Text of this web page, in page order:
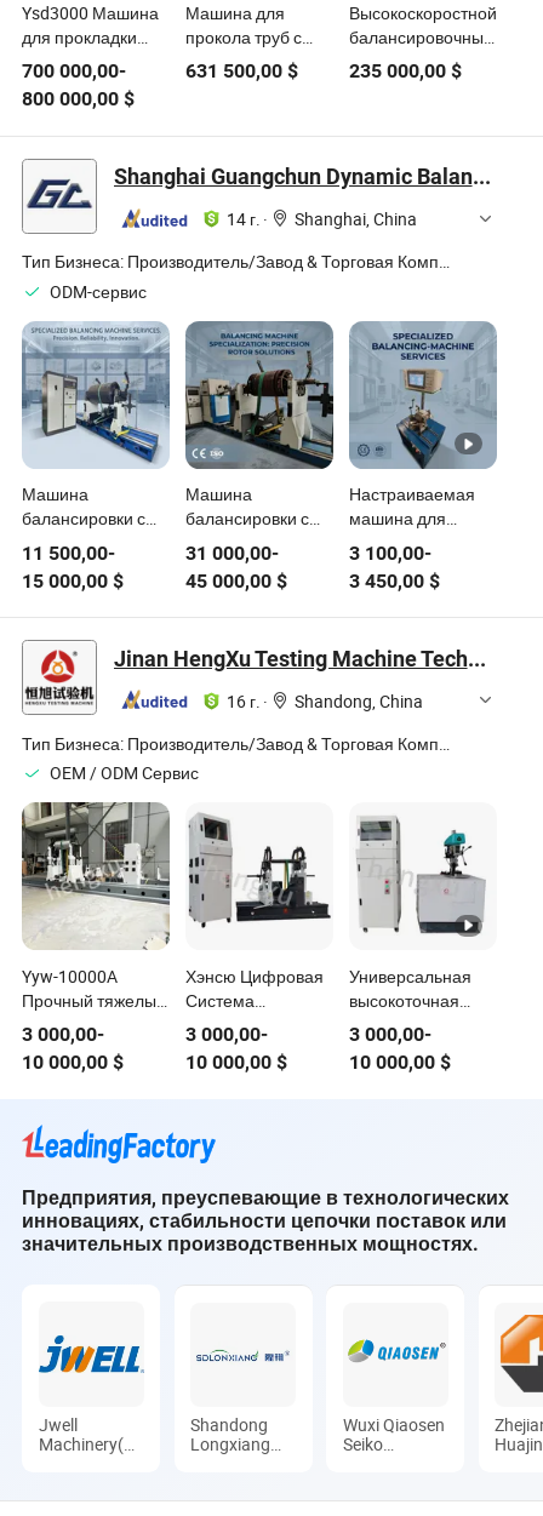
Ysd3000 Машина
для прокладки
труб с
использованием
метода
горизонтального
бурения с
жидкостным
балансом
700 000,00-
800 000,00 $
Машина для
прокола труб с
балансировкой
земного давления
631 500,00$
Высокоскоростной
балансировочный
шламовый состав
трубопроводного
проходческого
канализационных
235 000,00$
Shanghai Guangchun Dynamic Balancing Machine Equipment Co., Ltd
14 г. ·
Shanghai, China
Тип Бизнеса:
Производитель/Завод & Торговая Компания
ODM-сервис
Машина
балансировки с
ременным
приводом для
большого ротора
мотора с
диаметром
2100mm
Yyq5000kg
11 500,00-
15 000,00 $
Машина
балансировки с
двойным
приводом для
больших
вентиляторов и
мощностью
двигателя и Эмар
1g. мм/кг
31 000,00-
45 000,00$
Настраиваемая
машина для
балансировки
ременной
передачи ротора
для малых
моторов
3 100,00-
3 450,00$
Jinan HengXu Testing Machine Technology Co., Ltd
16 г. ·
Shandong, China
Тип Бизнеса:
Производитель/Завод & Торговая Компания
OEM / ODM Cервис
Yyw-10000A
Прочный тяжелый
роторный станок
динамического
двойной стороной
коррекции
динамического
балансирования
3 000,00-
10 000,00 $
Хэнсю Цифровая
Система
Динамического
Балансирования
для Роторных
3 000,00-
10 000,00$
Универсальная
высокоточная
вертикальная
динамическая
балансировочная
3 000,00-
10 000,00$
Предприятия, преуспевающие в технологических
инновациях, стабильности цепочки поставок или
значительных производственных мощностях.
Jwell
Machinery(
Shandong
Longxiang
Wuxi Qiaosen
Seiko
Huajin